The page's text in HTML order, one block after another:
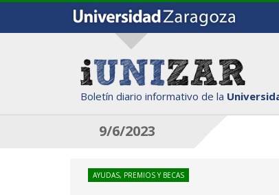
Boletín diario informativo de la
9/6/2023
AYUDAS, PREMIOS Y BECAS